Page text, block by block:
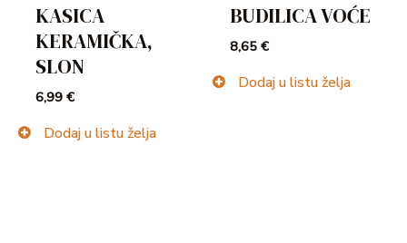
KASICA
KERAMIČKA,
SLON
6,99€
Dodaj u listu želja
BUDILICA VOĆE
8,65€
Dodaj u listu želja